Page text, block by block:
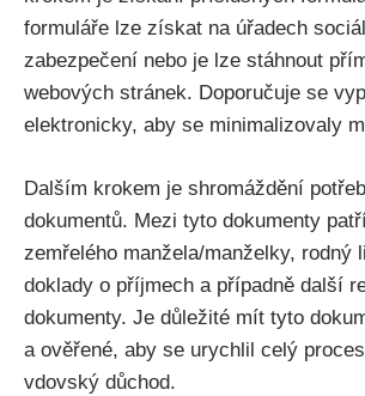
formuláře lze získat na úřadech
zabezpečení nebo je lze stáhnout
webových stránek. Doporučuje se
elektronicky, aby se minimalizovaly
Dalším krokem je shromáždění
dokumentů. Mezi tyto dokumenty
zemřelého manžela/manželky, rodný
doklady o příjmech a případně další
dokumenty. Je důležité mít tyto
a ověřené, aby se urychlil celý
vdovský důchod.